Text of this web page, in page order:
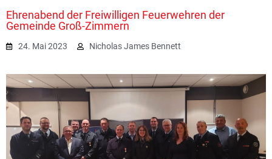
Ehrenabend der Freiwilligen Feuerwehren der
Gemeinde Groß-Zimmern
24. Mai 2023 Nicholas James Bennett